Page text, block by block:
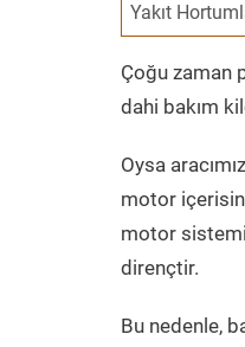
Yakıt
Çoğu zaman
dahi bakım
Oysa
motor
motor
dirençtir.
Bu nedenle,